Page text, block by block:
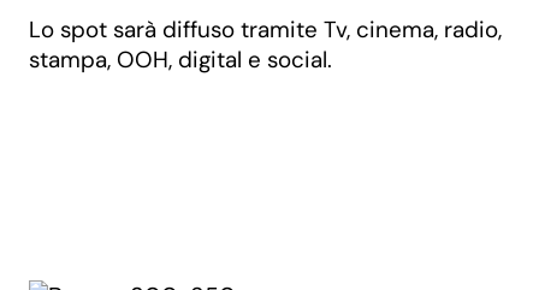
Lo spot sarà diffuso tramite Tv, cinema, radio,
stampa, OOH, digital e social.